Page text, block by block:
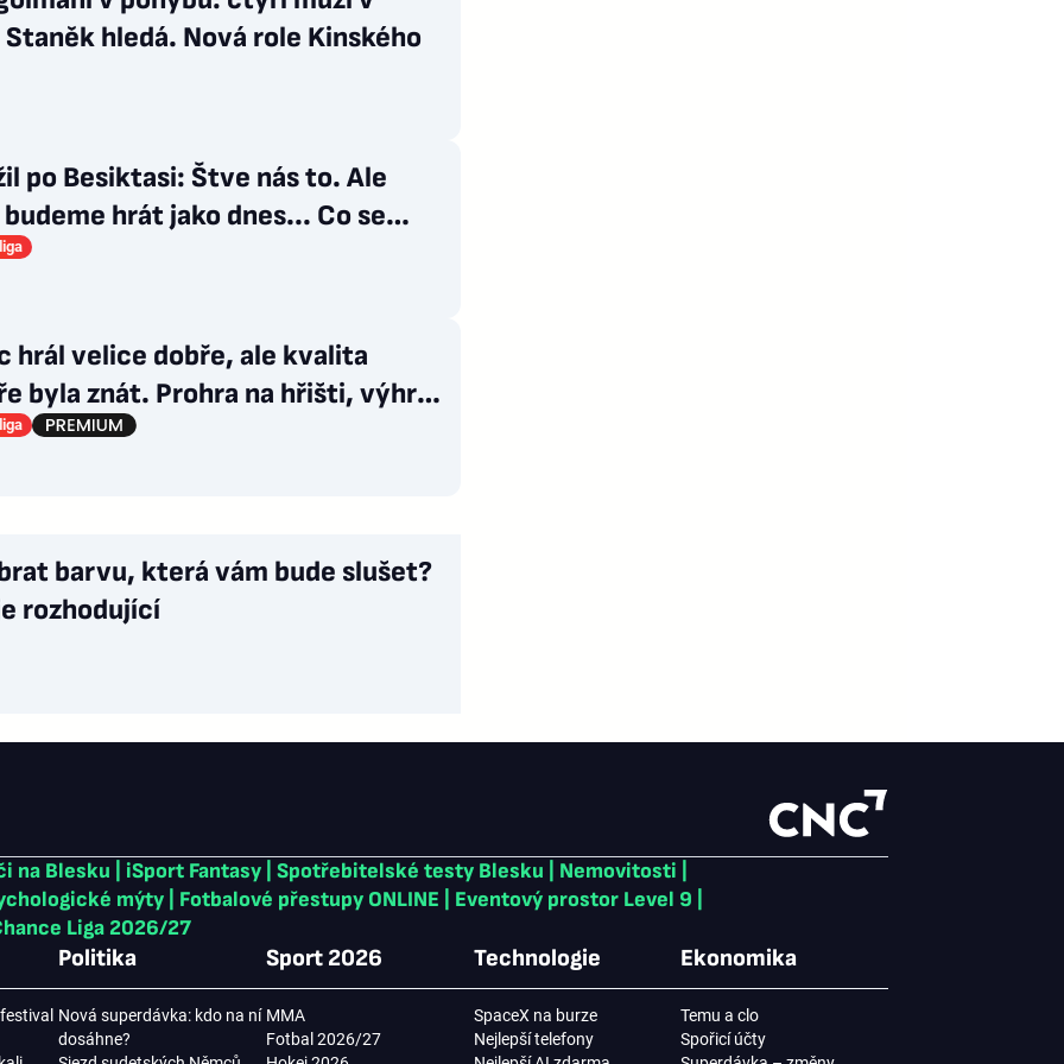
hledá. Nová role Kinského
po Besiktasi: Štve nás to. Ale
hrát jako dnes... Co se
hrál velice dobře, ale kvalita
byla znát. Prohra na hřišti, výhra
barvu, která vám bude slušet?
rozhodující
na Blesku iSport Fantasy Spotřebitelské testy Blesku Nemovitosti
mýty
Fotbalové přestupy ONLINE Eventový prostor Level 9
Liga 2026/27
Politika
Nová superdávka: kdo na ní
dosáhne?
Sport 2026
MMA
Fotbal 2026/27
Technologie
SpaceX na burze
Nejlepší telefony
Ekonomika
Temu a clo
Spořicí účty